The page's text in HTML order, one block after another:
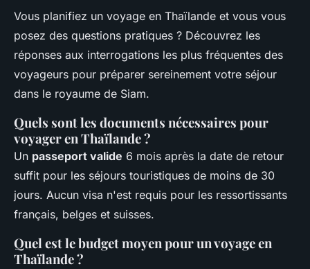
Vous planifiez un voyage en Thaïlande et vous vous
posez des questions pratiques ? Découvrez les
réponses aux interrogations les plus fréquentes des
voyageurs pour préparer sereinement votre séjour
dans le royaume de Siam.
Quels sont les documents nécessaires pour
voyager en Thaïlande ?
Un passeport valide 6 mois après la date de retour
suffit pour les séjours touristiques de moins de 30
jours. Aucun visa n'est requis pour les ressortissants
français, belges et suisses.
Quel est le budget moyen pour un voyage en
Thaïlande ?